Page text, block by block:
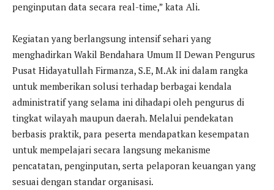
penginputan data secara real-time,” kata Ali.
Kegiatan yang berlangsung intensif sehari yang
menghadirkan Wakil Bendahara Umum II Dewan Pengurus
Pusat Hidayatullah Firmanza, S.E, M.Ak ini dalam rangka
untuk memberikan solusi terhadap berbagai kendala
administratif yang selama ini dihadapi oleh pengurus di
tingkat wilayah maupun daerah. Melalui pendekatan
berbasis praktik, para peserta mendapatkan kesempatan
untuk mempelajari secara langsung mekanisme
pencatatan, penginputan, serta pelaporan keuangan yang
sesuai dengan standar organisasi.